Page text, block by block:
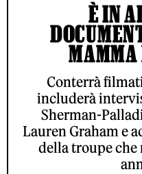
È IN
MAMMA
Conterrà
includerà
Sherman-
Lauren Graham e
della troupe che